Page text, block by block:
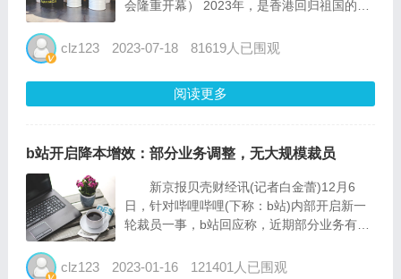
会隆重开幕） 2023年，是香港回归祖国的26
年。 7月13日，更是一个具有纪念意义的时
所，成...
clz123 2023-07-18 81619人已围观
阅读更多
b站开启降本增效：部分业务调整，无大规模裁员
新京报贝壳财经讯(记者白金蕾)12月6
日，针对哔哩哔哩(下称：b站)内部开启新一
轮裁员一事，b站回应称，近期部分业务有调
事实上，在依靠游戏业务收入短时间高速
clz123 2023-01-16 121401人已围观